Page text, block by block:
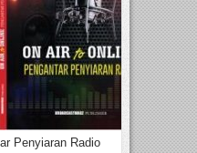
Penyiaran Radio